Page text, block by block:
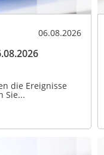
06.08.2026
die Ereignisse
Sie...